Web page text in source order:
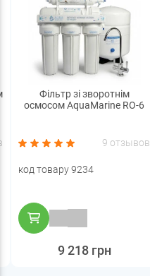
Фільтр зі зворотнім
осмосом AquaMarine RO-6
9 отзывов
код товару 9234
9 218 грн